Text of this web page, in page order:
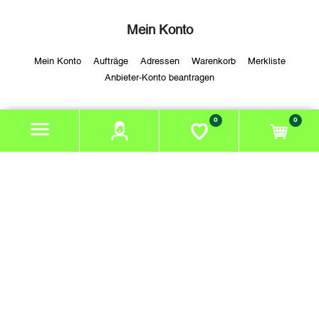
0 0
Mein Konto
Mein Konto Aufträge Adressen Warenkorb Merkliste
Anbieter-Konto beantragen